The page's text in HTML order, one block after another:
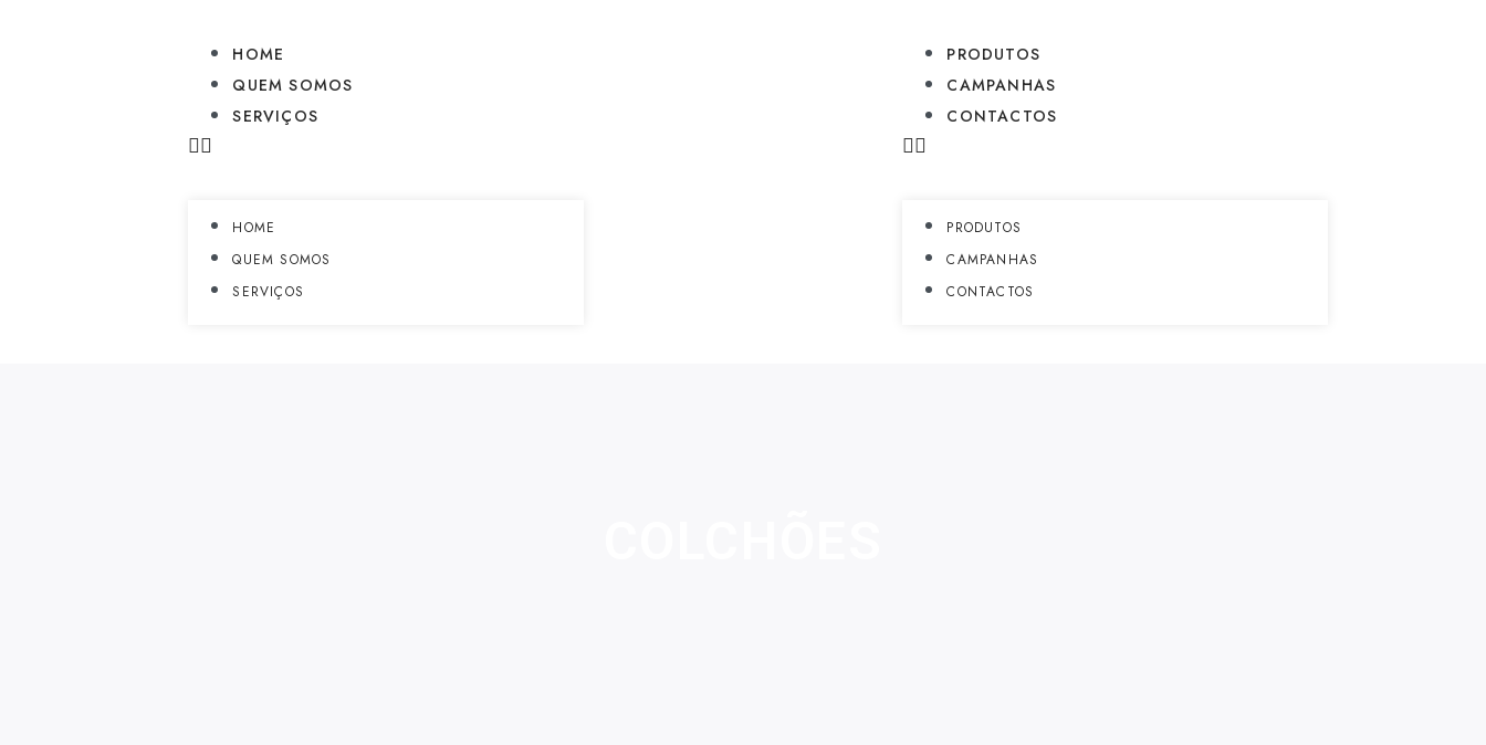
HOME
QUEM SOMOS
SERVIÇOS
HOME
QUEM SOMOS
SERVIÇOS
PRODUTOS
CAMPANHAS
CONTACTOS
PRODUTOS
CAMPANHAS
CONTACTOS